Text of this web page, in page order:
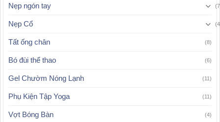
Nẹp ngón tay
Nẹp Cổ
Tất ống chân (8)
Bó đùi thể thao (6)
Gel Chườm Nóng Lạnh (11)
Phụ Kiện Tập Yoga (11)
Vợt Bóng Bàn (4)